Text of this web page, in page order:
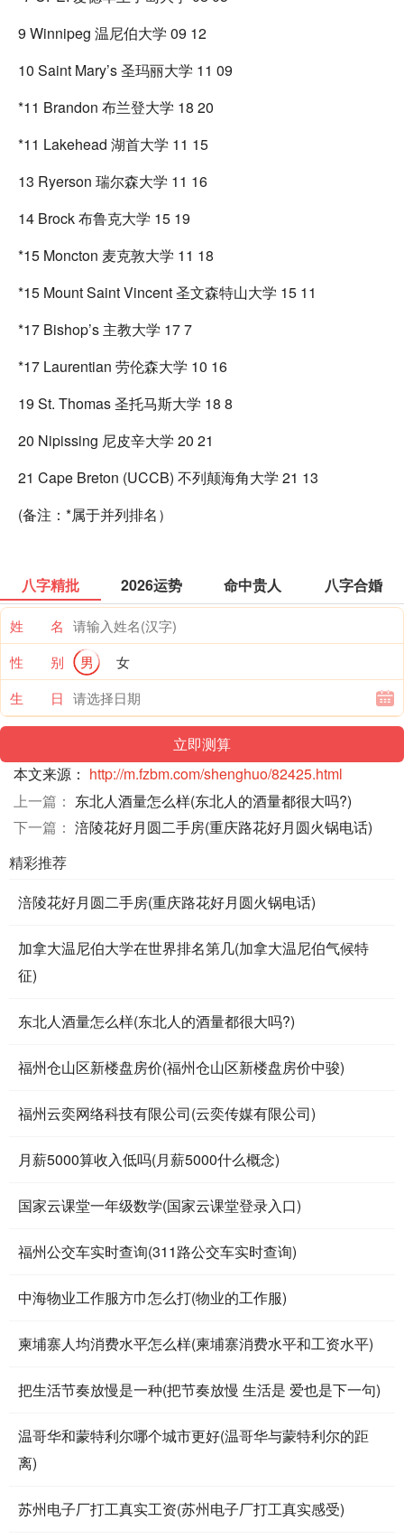
9 Winnipeg 温尼伯大学 09 12
10 Saint Mary’s 圣玛丽大学 11 09
*11 Brandon 布兰登大学 18 20
*11 Lakehead 湖首大学 11 15
13 Ryerson 瑞尔森大学 11 16
14 Brock 布鲁克大学 15 19
*15 Moncton 麦克敦大学 11 18
*15 Mount Saint Vincent 圣文森特山大学 15 11
*17 Bishop’s 主教大学 17 7
*17 Laurentian 劳伦森大学 10 16
19 St. Thomas 圣托马斯大学 18 8
20 Nipissing 尼皮辛大学 20 21
21 Cape Breton (UCCB) 不列颠海角大学 21 13
(备注：*属于并列排名）
八字精批 2026运势 命中贵人 八字合婚
姓 名
性 别
男
女
生 日
本文来源： http://m.fzbm.com/shenghuo/82425.html
上一篇： 东北人酒量怎么样(东北人的酒量都很大吗?)
下一篇： 涪陵花好月圆二手房(重庆路花好月圆火锅电话)
精彩推荐
涪陵花好月圆二手房(重庆路花好月圆火锅电话)
加拿大温尼伯大学在世界排名第几(加拿大温尼伯气候特
征)
东北人酒量怎么样(东北人的酒量都很大吗?)
福州仓山区新楼盘房价(福州仓山区新楼盘房价中骏)
福州云奕网络科技有限公司(云奕传媒有限公司)
月薪5000算收入低吗(月薪5000什么概念)
国家云课堂一年级数学(国家云课堂登录入口)
福州公交车实时查询(311路公交车实时查询)
中海物业工作服方巾怎么打(物业的工作服)
柬埔寨人均消费水平怎么样(柬埔寨消费水平和工资水平)
把生活节奏放慢是一种(把节奏放慢 生活是 爱也是下一句)
温哥华和蒙特利尔哪个城市更好(温哥华与蒙特利尔的距
离)
苏州电子厂打工真实工资(苏州电子厂打工真实感受)